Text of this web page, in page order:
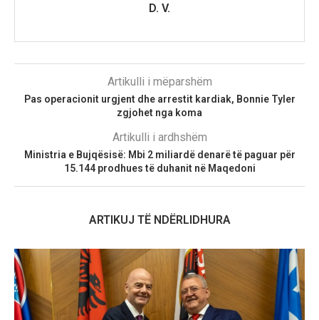
D. V.
Artikulli i mëparshëm
Pas operacionit urgjent dhe arrestit kardiak, Bonnie Tyler
zgjohet nga koma
Artikulli i ardhshëm
Ministria e Bujqësisë: Mbi 2 miliardë denarë të paguar për
15.144 prodhues të duhanit në Maqedoni
ARTIKUJ TË NDËRLIDHURA